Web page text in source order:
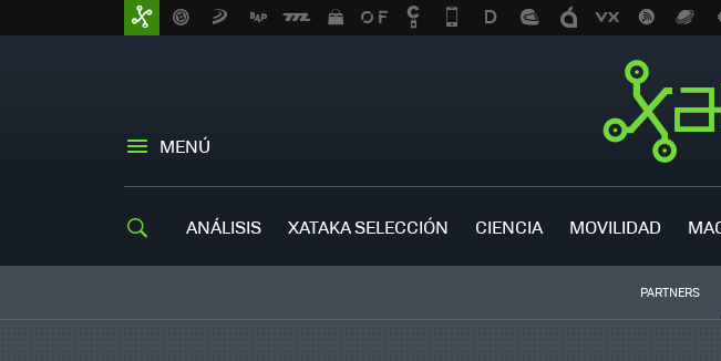
MENÚ
ANÁLISIS XATAKA SELECCIÓN CIENCIA MOVILIDAD
PARTNERS